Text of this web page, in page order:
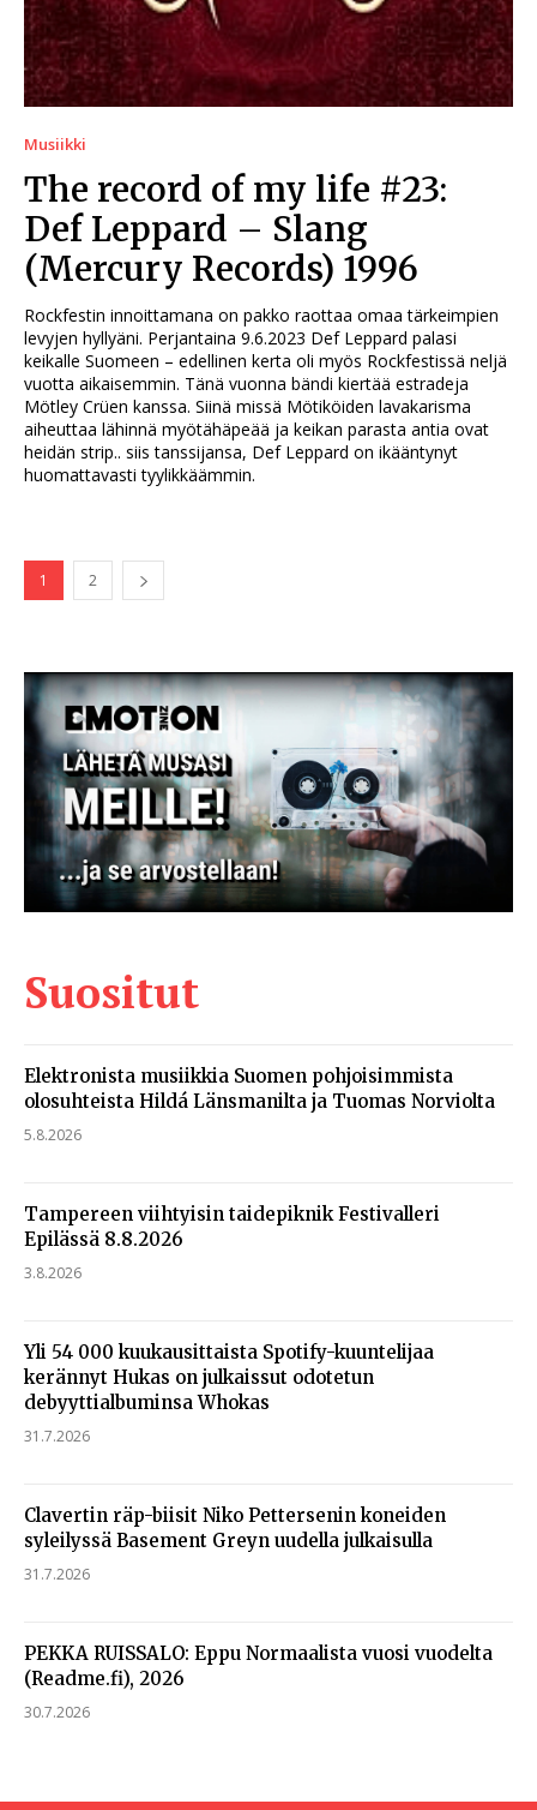
Musiikki
The record of my life #23:
Def Leppard – Slang
(Mercury Records) 1996
Rockfestin innoittamana on pakko raottaa omaa tärkeimpien
levyjen hyllyäni. Perjantaina 9.6.2023 Def Leppard palasi
keikalle Suomeen – edellinen kerta oli myös Rockfestissä neljä
vuotta aikaisemmin. Tänä vuonna bändi kiertää estradeja
Mötley Crüen kanssa. Siinä missä Mötiköiden lavakarisma
aiheuttaa lähinnä myötähäpeää ja keikan parasta antia ovat
heidän strip.. siis tanssijansa, Def Leppard on ikääntynyt
huomattavasti tyylikkäämmin.
1 2
Suositut
Elektronista musiikkia Suomen pohjoisimmista
olosuhteista Hildá Länsmanilta ja Tuomas Norviolta
5.8.2026
Tampereen viihtyisin taidepiknik Festivalleri
Epilässä 8.8.2026
3.8.2026
Yli 54 000 kuukausittaista Spotify-kuuntelijaa
kerännyt Hukas on julkaissut odotetun
debyyttialbuminsa Whokas
31.7.2026
Clavertin räp-biisit Niko Pettersenin koneiden
syleilyssä Basement Greyn uudella julkaisulla
31.7.2026
PEKKA RUISSALO: Eppu Normaalista vuosi vuodelta
(Readme.fi), 2026
30.7.2026